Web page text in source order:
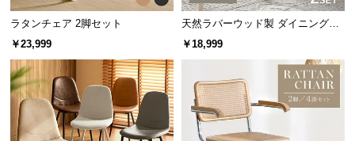
ラタンチェア 2脚セット
￥23,999
天然ラバーウッド製 ダイニングチ
ェア2脚セット
￥18,999